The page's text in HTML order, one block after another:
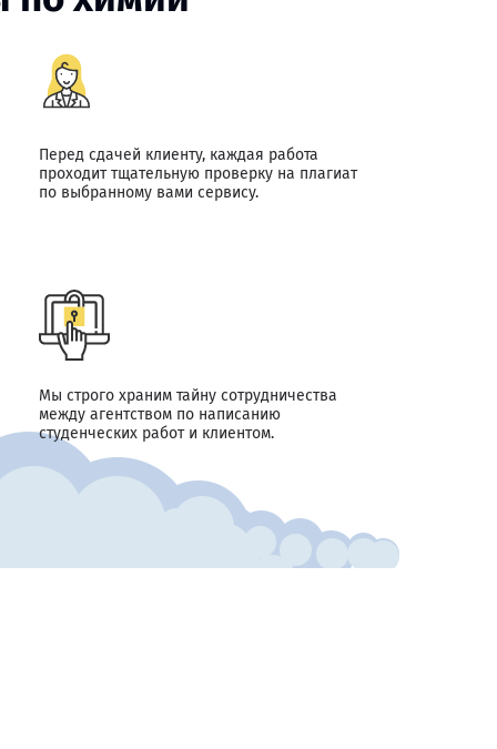
Перед сдачей клиенту, каждая работа
проходит тщательную проверку на плагиат
по выбранному вами сервису.
Мы строго храним тайну сотрудничества
между агентством по написанию
студенческих работ и клиентом.